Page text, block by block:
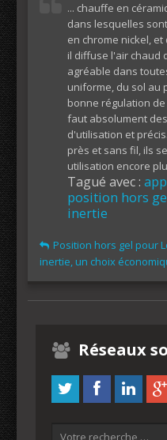
... chauffe en
dans lesquelles
en chrome nickel,
il diffuse l'air chaud
agréable dans
uniforme, du sol au
bonne régulation
faut absolument
d'utilisation et
près et sans fil, ils
utilisation encore
Tagué avec :
position hors
inertie
Position hors gel pour
inertie, un choix
Réseaux